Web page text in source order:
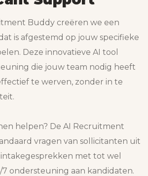
Buddy creëren we een
is afgestemd op jouw specifieke
Deze innovatieve AI tool
die jouw team nodig heeft
te werven, zonder in te
helpen? De AI Recruitment
vragen van sollicitanten uit
met tot wel
7 ondersteuning aan kandidaten.